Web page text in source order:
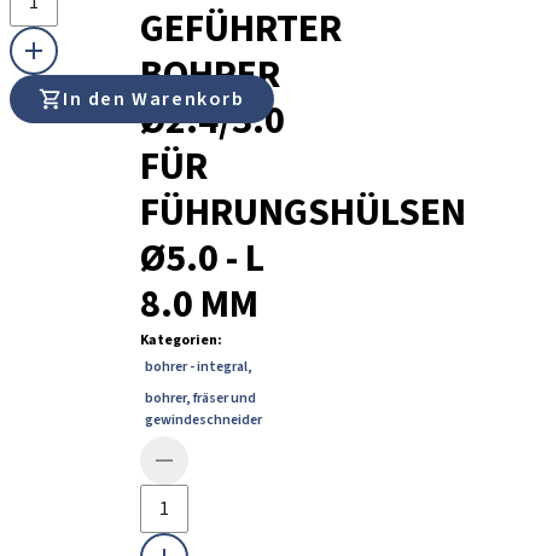
In den Warenkorb
GEFÜHRTER
BOHRER
Ø2.4/3.0
FÜR
FÜHRUNGSHÜLSEN
Ø5.0 - L
8.0 MM
Kategorien:
bohrer - integral,
bohrer, fräser und
gewindeschneider